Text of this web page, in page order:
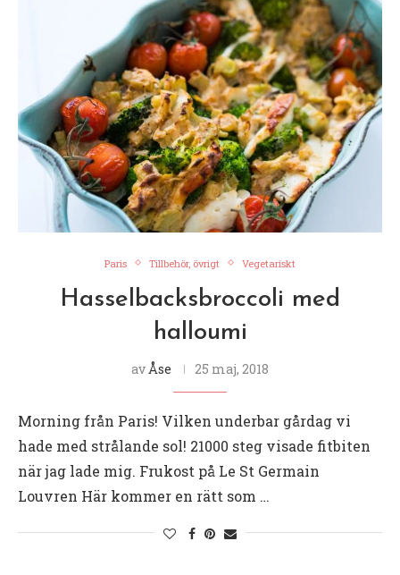
Paris Tillbehör, övrigt Vegetariskt
Hasselbacksbroccoli med
halloumi
av Åse 25 maj, 2018
Morning från Paris! Vilken underbar gårdag vi
hade med strålande sol! 21000 steg visade fitbiten
när jag lade mig. Frukost på Le St Germain
Louvren Här kommer en rätt som …